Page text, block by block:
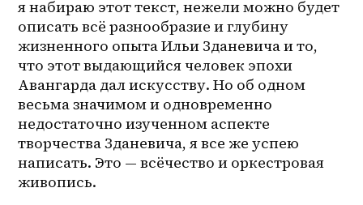
я набираю этот текст, нежели можно будет
описать всё разнообразие и глубину
жизненного опыта Ильи Зданевича и то,
что этот выдающийся человек эпохи
Авангарда дал искусству. Но об одном
весьма значимом и одновременно
недостаточно изученном аспекте
творчества Зданевича, я все же успею
написать. Это — всёчество и оркестровая
живопись.